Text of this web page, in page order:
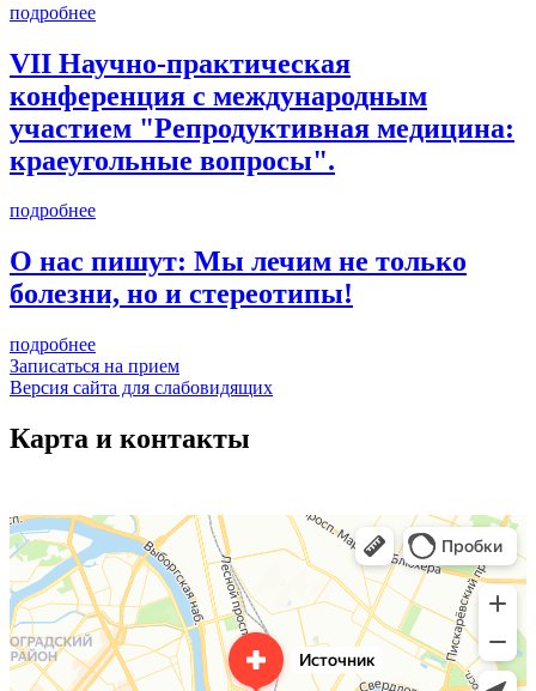
подробнее
VII Научно-практическая
конференция с международным
участием "Репродуктивная медицина:
краеугольные вопросы".
подробнее
О нас пишут: Мы лечим не только
болезни, но и стереотипы!
подробнее
Записаться на прием
Версия сайта для слабовидящих
Карта и контакты